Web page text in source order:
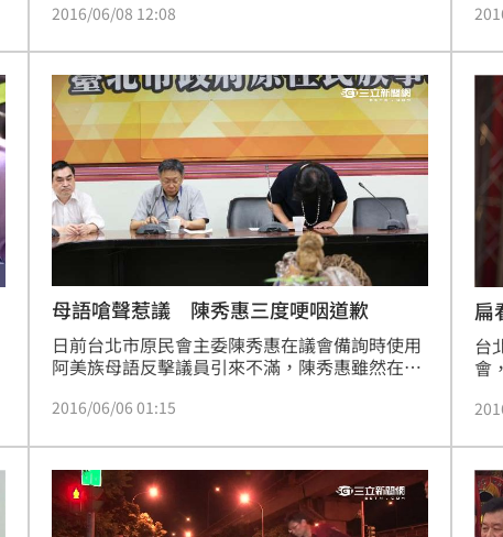
帳」，除具有互助金用途外，也有透過資金調度
2016/06/08 12:08
母語嗆聲惹議 陳秀惠三度哽咽道歉
日前台北市原民會主委陳秀惠在議會備詢時使用
阿美族母語反擊議員引來不滿，陳秀惠雖然在事
文哲與副市長鄧家基的陪同下，三度鞠躬哽咽道
2016/06/06 01:15
扁
台
會
頒
他